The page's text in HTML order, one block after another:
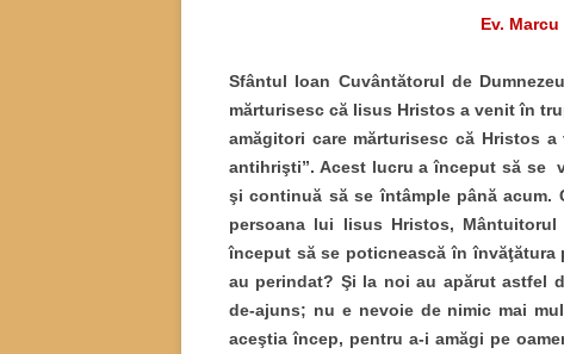
Ev. Marcu
Sfântul Ioan Cuvântătorul de
mărturisesc că Iisus Hristos a venit în
amăgitori care mărturisesc că Hristos
antihrişti”. Acest lucru a început să se
şi continuă să se întâmple până acum.
persoana lui Iisus Hristos,
început să se poticnească în
au perindat? Şi la noi au apărut astfel
de-ajuns; nu e nevoie de nimic mai
aceştia încep, pentru a-i amăgi pe